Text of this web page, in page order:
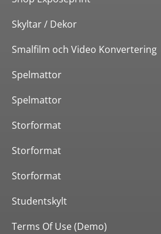
Skyltar / Dekor
Smalfilm och Video Konvertering
Spelmattor
Spelmattor
Storformat
Storformat
Storformat
Studentskylt
Terms Of Use (Demo)